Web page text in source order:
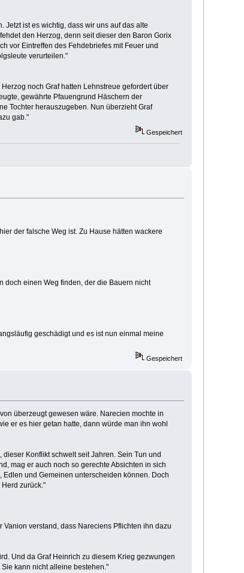
ist es wichtig, dass wir uns auf das alte
den Herzog, denn seit dieser den Baron Gorix
vor Eintreffen des Fehdebriefes mit Feuer und
verurteilen."
noch Graf hatten Lehnstreue gefordert über
gewährte Pfauengrund Häschern der
Tochter herauszugeben. Nun überzieht Graf
gab."
Gespeichert
der falsche Weg ist. Zu Hause hätten wackere
doch einen Weg finden, der die Bauern nicht
geschädigt und es ist nun einmal meine
Gespeichert
überzeugt gewesen wäre. Narecien mochte in
er es hier getan hatte, dann würde man ihn wohl
Konflikt schwelt seit Jahren. Sein Tun und
mag er auch noch so gerechte Absichten in sich
und Gemeinen unterscheiden können. Doch
zurück."
Vanion verstand, dass Nareciens Pflichten ihn dazu
Und da Graf Heinrich zu diesem Krieg gezwungen
kann nicht alleine bestehen."